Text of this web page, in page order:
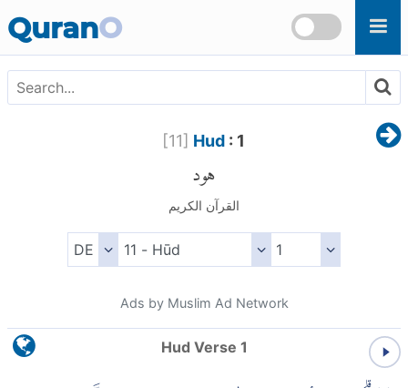
QuranO
[11] Hud : 1
هود
القرآن الكريم
Ads by Muslim Ad Network
Hud Verse 1